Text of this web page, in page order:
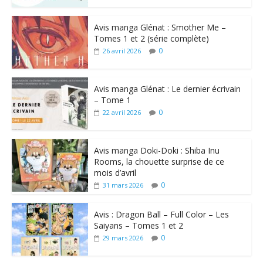
Avis manga Glénat : Smother Me –
Tomes 1 et 2 (série complète)
26 avril 2026 0
Avis manga Glénat : Le dernier écrivain
– Tome 1
22 avril 2026 0
Avis manga Doki-Doki : Shiba Inu
Rooms, la chouette surprise de ce
mois d’avril
31 mars 2026 0
Avis : Dragon Ball – Full Color – Les
Saiyans – Tomes 1 et 2
29 mars 2026 0